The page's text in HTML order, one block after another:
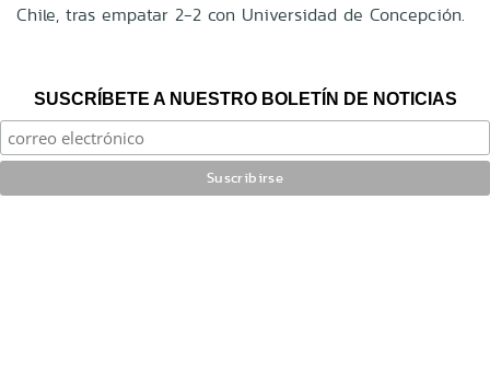
Chile, tras empatar 2-2 con Universidad de Concepción.
SUSCRÍBETE A NUESTRO BOLETÍN DE NOTICIAS